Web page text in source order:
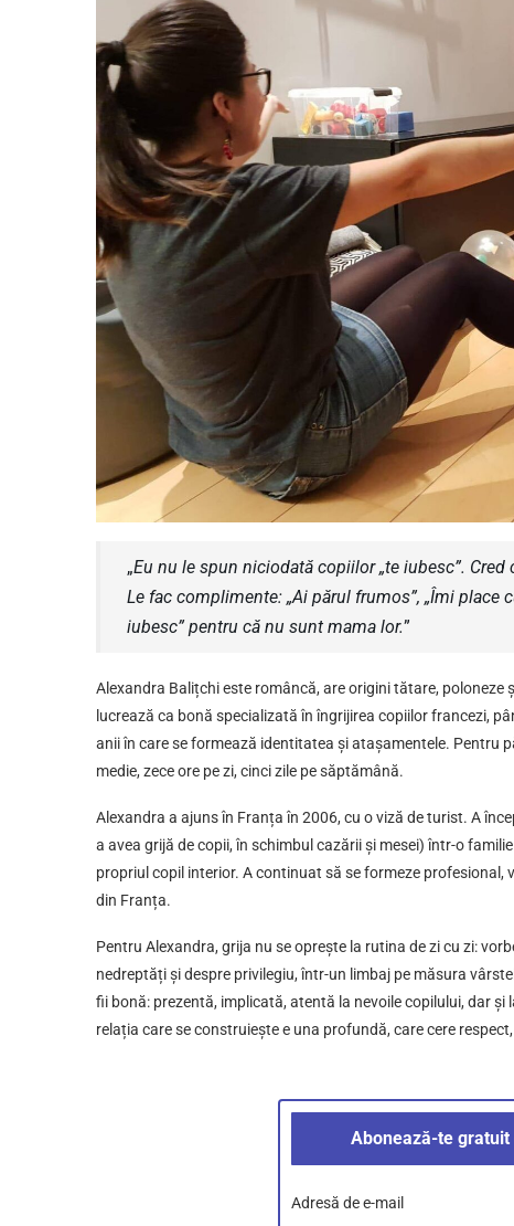
„Eu nu le spun niciodată copiilor „te iubesc”.
Le fac complimente: „Ai părul frumos”, „Îmi place
iubesc” pentru că nu sunt mama lor.”
Alexandra Balițchi este româncă, are origini tătare, poloneze
lucrează ca bonă specializată în îngrijirea copiilor francezi,
anii în care se formează identitatea și atașamentele. Pentru
medie, zece ore pe zi, cinci zile pe săptămână.
Alexandra a ajuns în Franța în 2006, cu o viză de turist. A
a avea grijă de copii, în schimbul cazării și mesei) într-o
propriul copil interior. A continuat să se formeze
din Franța.
Pentru Alexandra, grija nu se oprește la rutina de zi cu zi:
nedreptăți și despre privilegiu, într-un limbaj pe măsura
fii bonă: prezentă, implicată, atentă la nevoile copilului, dar
relația care se construiește e una profundă, care cere
Abonează-te
Adresă de e-mail